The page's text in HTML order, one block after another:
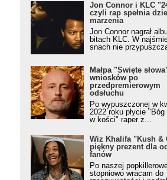
Jon Connor i KLC
czyli rap spełnia
marzenia
Jon Connor nagrał
bitach KLC. W
snach nie
Małpa "Święte
wniosków po
przedpremierowym
odsłuchu
Po wypuszczonej w
2022 roku płycie "Bóg
w kości" raper z...
Wiz Khalifa "Kush &
piękny prezent dla
fanów
Po naszej
stopniowo wracam do